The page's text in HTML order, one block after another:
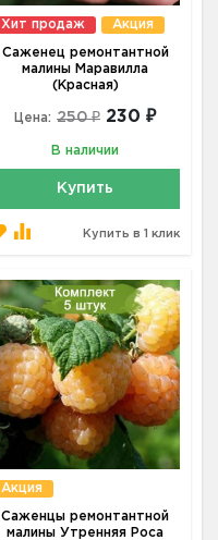
Хит продаж Акция
Саженец ремонтантной
малины Маравилла
(Красная)
Цена: 250 ₽ 230 ₽
В наличии
Купить
Купить в 1 клик
Акция
Саженцы ремонтантной
малины Утренняя Роса